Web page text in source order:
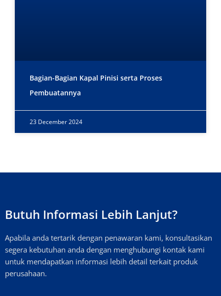
Bagian-Bagian Kapal Pinisi serta Proses
Pembuatannya
23 December 2024
Butuh Informasi Lebih Lanjut?
Apabila anda tertarik dengan penawaran kami, konsultasikan
segera kebutuhan anda dengan menghubungi kontak kami
untuk mendapatkan informasi lebih detail terkait produk
perusahaan.